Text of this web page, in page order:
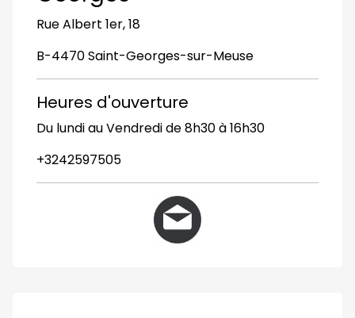
Rue Albert 1er, 18
B-4470 Saint-Georges-sur-Meuse
Heures d'ouverture
Du lundi au Vendredi de 8h30 à 16h30
+3242597505